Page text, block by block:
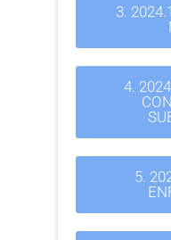
3.
4.
5.